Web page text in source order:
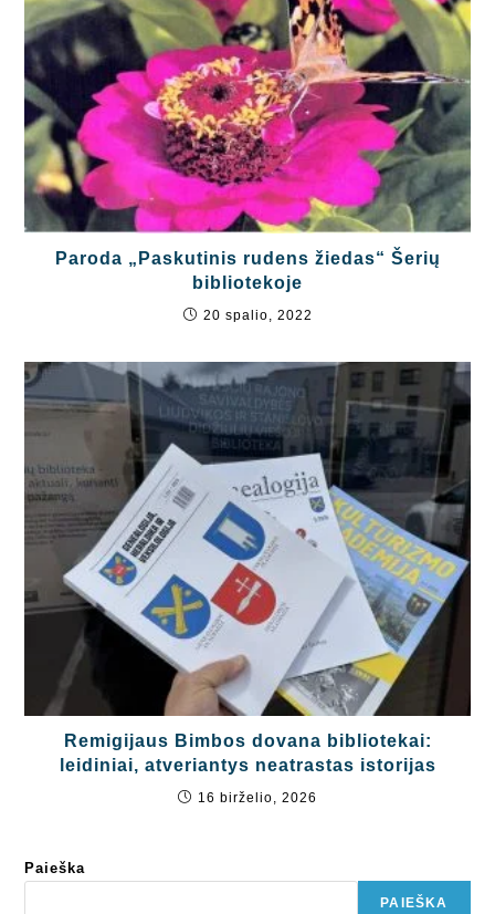
Paroda „Paskutinis rudens žiedas“ Šerių
bibliotekoje
20 spalio, 2022
Remigijaus Bimbos dovana bibliotekai:
leidiniai, atveriantys neatrastas istorijas
16 birželio, 2026
Paieška
PAIEŠKA